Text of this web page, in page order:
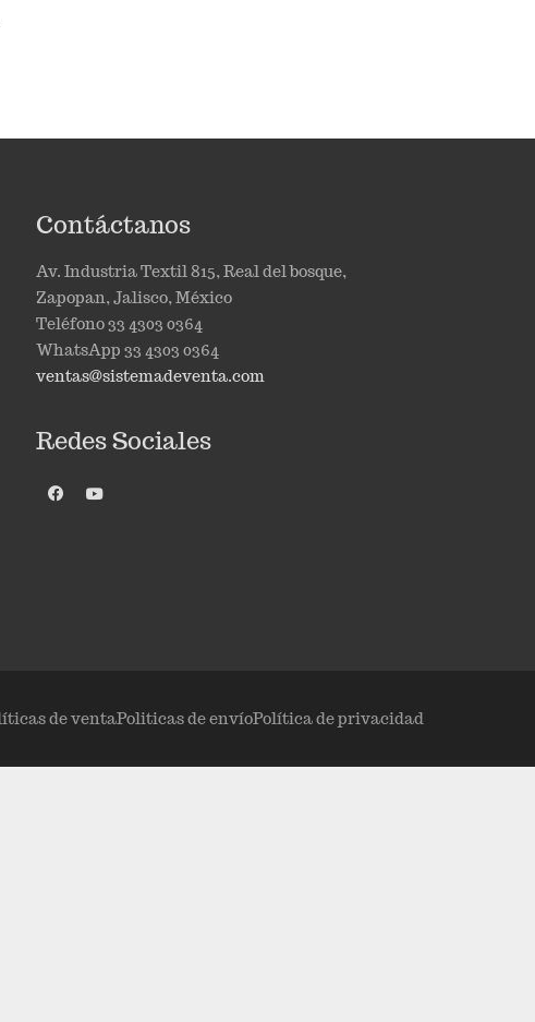
Contáctanos
Av. Industria Textil 815, Real del bosque,
Zapopan, Jalisco, México
Teléfono 33 4303 0364
WhatsApp 33 4303 0364
ventas@sistemadeventa.com
Redes Sociales
de ventaPoliticas de envíoPolítica de privacidad